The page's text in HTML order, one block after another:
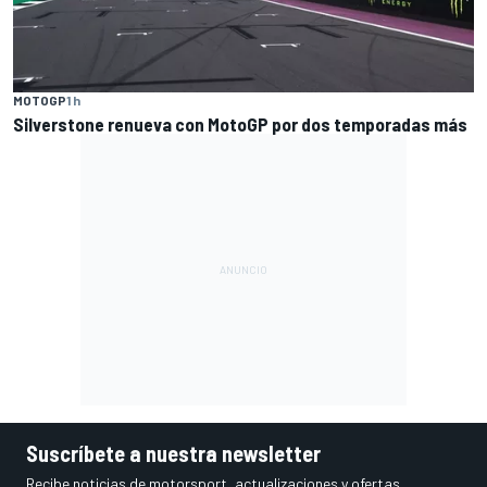
MOTOGP1 h
Silverstone renueva con MotoGP por dos temporadas más
Suscríbete a nuestra newsletter